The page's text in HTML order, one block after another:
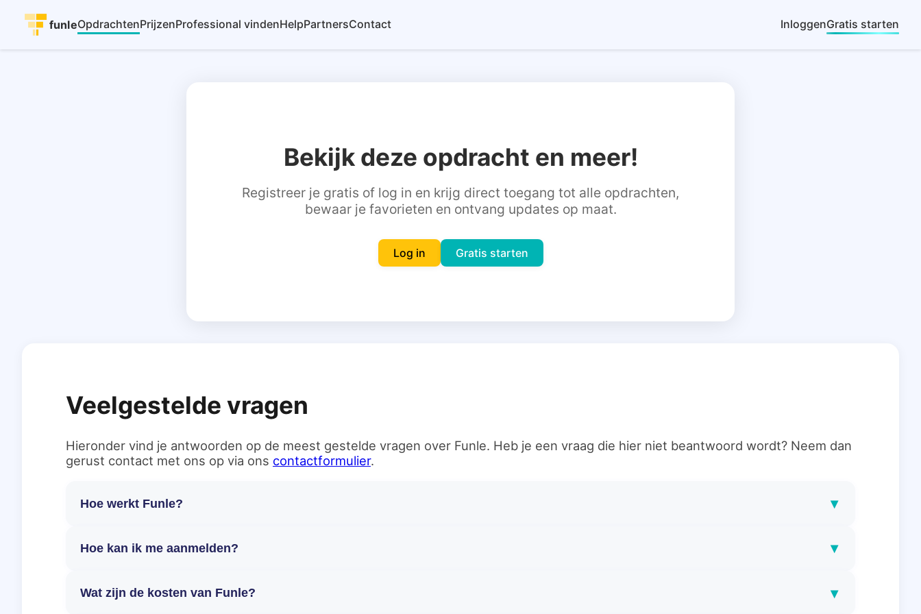
funleOpdrachtenPrijzenProfessional vindenHelpPartnersContact InloggenGratis starten
Bekijk deze opdracht en meer!
Registreer je gratis of log in en krijg direct toegang tot alle opdrachten,
bewaar je favorieten en ontvang updates op maat.
Log in Gratis starten
Veelgestelde vragen
Hieronder vind je antwoorden op de meest gestelde vragen over Funle. Heb je een vraag die hier niet beantwoord wordt? Neem dan
gerust contact met ons op via ons contactformulier.
Hoe werkt Funle? ▾
Hoe kan ik me aanmelden? ▾
Wat zijn de kosten van Funle? ▾